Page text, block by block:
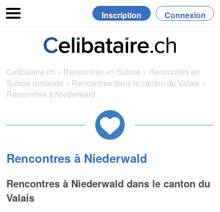
Inscription Connexion
Celibataire.ch > Rencontres en Suisse > Rencontres en
Suisse romande > Rencontres dans le canton du Valais >
Rencontres à Niederwald
Rencontres à Niederwald
Rencontres à Niederwald dans le canton du
Valais